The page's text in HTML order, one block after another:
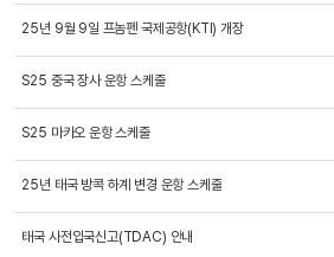
25년 9월 9일 프놈펜 국제공항(KTI) 개장
S25 중국 장사 운항 스케줄
S25 마카오 운항 스케줄
25년 태국 방콕 하계 변경 운항 스케줄
태국 사전입국신고(TDAC) 안내
+82 2 2088 5232
스카이앙코르항공
핫라인